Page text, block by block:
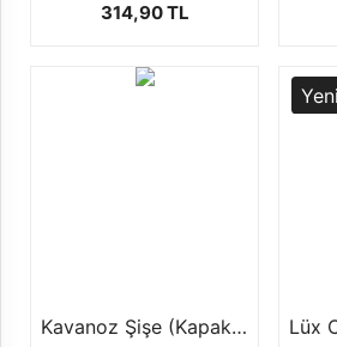
314,90 TL
Kavanoz Şişe (Kapaklı)
Yeni